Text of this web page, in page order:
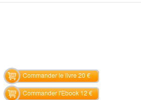
Commander le livre 20 €
Commander l'Ebook 12 €